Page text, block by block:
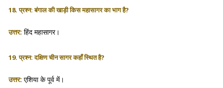
18. प्रश्न: बंगाल की खाड़ी किस महासागर का भाग है?
उत्तर: हिंद महासागर।
19. प्रश्न: दक्षिण चीन सागर कहाँ स्थित है?
उत्तर: एशिया के पूर्व में।